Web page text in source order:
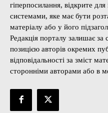
гіперпосилання, відкрите
системами, яке має бути
матеріалу або у його
Редакція порталу залишає
позицією авторів окремих
відповідальності за зміст
сторонніми авторами або в